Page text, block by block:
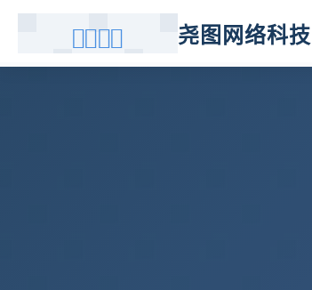
尧图网络科技